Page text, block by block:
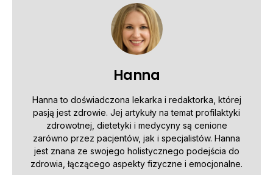
Hanna
Hanna to doświadczona lekarka i redaktorka, której
pasją jest zdrowie. Jej artykuły na temat profilaktyki
zdrowotnej, dietetyki i medycyny są cenione
zarówno przez pacjentów, jak i specjalistów. Hanna
jest znana ze swojego holistycznego podejścia do
zdrowia, łączącego aspekty fizyczne i emocjonalne.